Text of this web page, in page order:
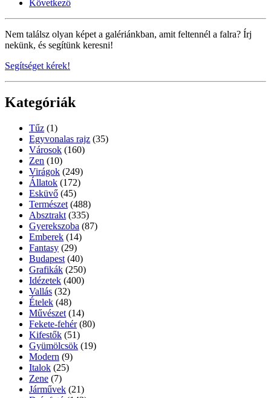
Következő
Nem találsz olyan képet a galériánkban, amit feltennél a falra? Írj
nekünk, és segítünk keresni!
Segítséget kérek!
Kategóriák
Tűz (1)
Egyvonalas rajz (35)
Városok (160)
Zen (10)
Virágok (249)
Állatok (172)
Esküvő (45)
Természet (488)
Absztrakt (335)
Gyerekszoba (87)
Emberek (14)
Fantasy (29)
Budapest (40)
Grafikák (250)
Idézetek (400)
Vallás (32)
Ételek (48)
Művészet (14)
Fekete-fehér (80)
Kifestők (51)
Gyümölcsök (19)
Modern (9)
Italok (25)
Zene (7)
Járművek (21)